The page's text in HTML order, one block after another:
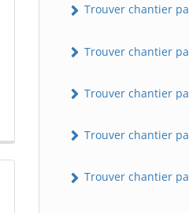
Trouver chantier
Trouver chantier
Trouver chantier
Trouver chantier
Trouver chantier